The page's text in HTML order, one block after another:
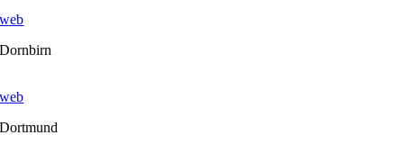
web
Dornbirn
web
Dortmund